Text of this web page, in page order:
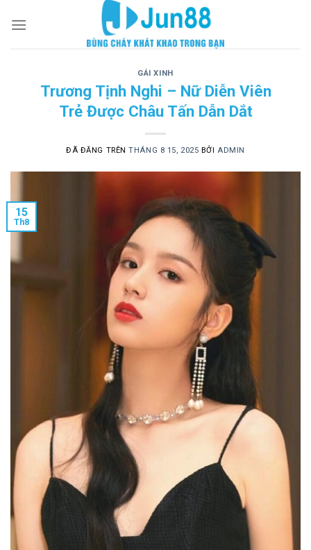
đến
GÁI XINH
Trương Tịnh Nghi – Nữ Diễn Viên
Trẻ Được Châu Tấn Dẫn Dắt
ĐÃ ĐĂNG TRÊNTHÁNG 8 15, 2025 BỞI ADMIN
15
Th8